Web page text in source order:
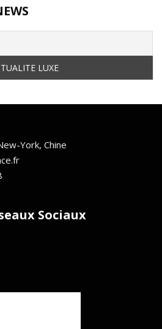
York, Chine
Sociaux